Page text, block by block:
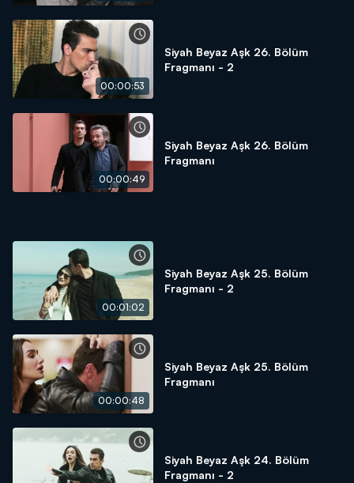
00:00:53
Siyah Beyaz Aşk 26. Bölüm
Fragmanı - 2
00:00:49
Siyah Beyaz Aşk 26. Bölüm
Fragmanı
00:01:02
Siyah Beyaz Aşk 25. Bölüm
Fragmanı - 2
00:00:48
Siyah Beyaz Aşk 25. Bölüm
Fragmanı
Siyah Beyaz Aşk 24. Bölüm
Fragmanı - 2